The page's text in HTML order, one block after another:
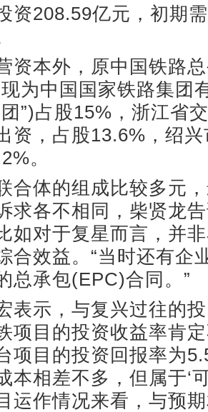
资208.59亿元，初期
本外，原中国铁路总
为中国国家铁路集团
”)占股15%，浙江省
资，占股13.6%，绍
。
体的组成比较多元，
求各不相同，柴贤龙
如对于复星而言，并
合效益。“当时还有企
总承包(EPC)合同。”
示，与复兴过往的投
项目的投资收益率肯
项目的投资回报率为
本相差不多，但属于‘
运作情况来看，与预